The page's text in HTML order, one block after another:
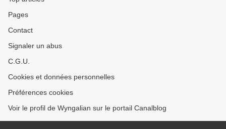
Pages
Contact
Signaler un abus
C.G.U.
Cookies et données personnelles
Préférences cookies
Voir le profil de Wyngalian sur le portail Canalblog